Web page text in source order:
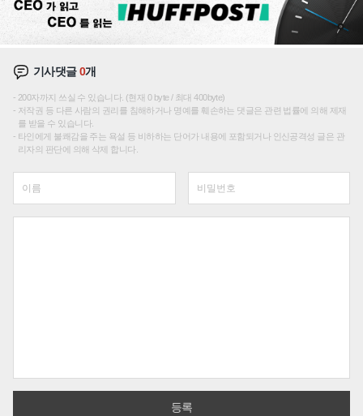
기사댓글0개
200자까지 쓰실 수 있습니다. (현재 0 byte / 최대 400byte)
저작권 등 다른 사람의 권리를 침해하거나 명예를 훼손하는 댓글은 관련 법률에 의해 제재
를 받을 수 있습니다.
타인에게 불쾌감을 주는 욕설 등 비하하는 단어가 내용에 포함되거나 인신공격성 글은 관
리자의 판단에 의해 삭제 합니다.